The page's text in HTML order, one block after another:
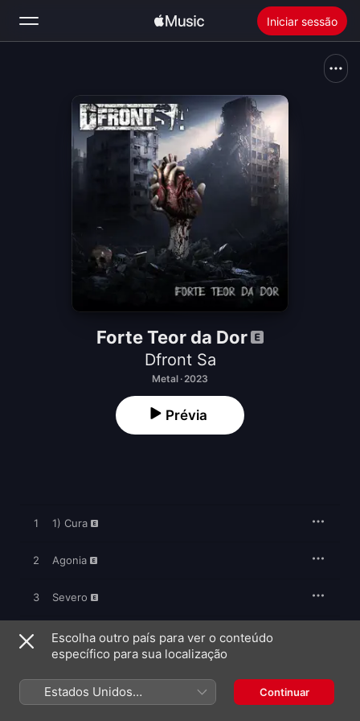
Iniciar sessão
Novidades
Instalar o Apple Music
Forte Teor da Dor
Dfront Sa
Metal · 2023
Prévia
1 1) Cura
2 Agonia
3 Severo
4 Lágrimas
6 Punição
Escolha outro país para ver o conteúdo
específico para sua localização
Estados Unidos
(Português Brasil)
Continuar